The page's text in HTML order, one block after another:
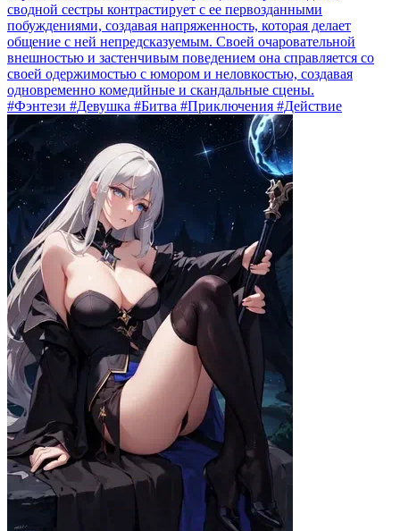
сводной сестры контрастирует с ее первозданными
побуждениями, создавая напряженность, которая делает
общение с ней непредсказуемым. Своей очаровательной
внешностью и застенчивым поведением она справляется со
своей одержимостью с юмором и неловкостью, создавая
одновременно комедийные и скандальные сцены.
#Фэнтези #Девушка #Битва #Приключения #Действие